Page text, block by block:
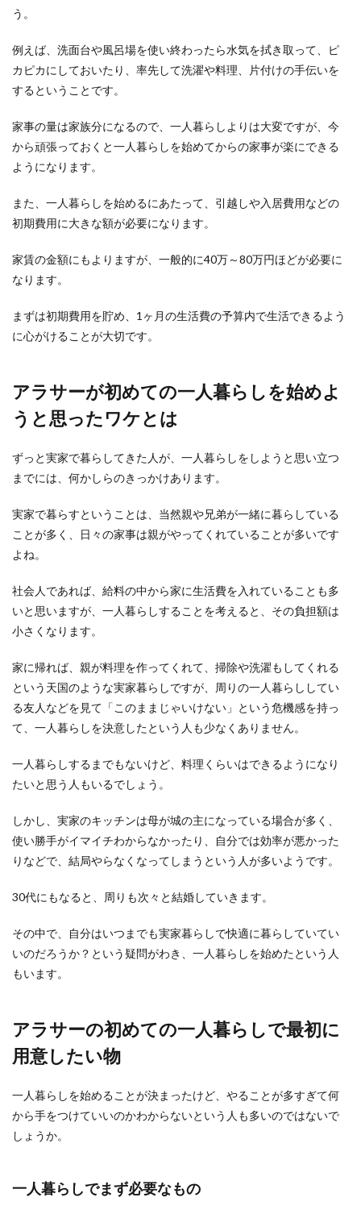
浄化槽を撤去するには、費用がかかります。 そも
そも浄化槽とは何？と思っている人もいるのでは
ないでし...
上の階の足音が気になるなら手紙で伝
マンションやアパートに住んでいて、上の階の足
ルは...
すみ前に小腹が空いたとき
はわかってい...
満員電車ではリュックが迷惑？持ち方
や電車のマナーについて
ょうか？とくにリュックのような大きなカバンは
周りの人にか...
30分間歩くと距離はどのくらい？ダイ
徒歩30分とはどのくらいの距離を言うのでしょう
か？３０分歩くというのはけっこうな 距離を歩き
ますよね...
日本にはどんな魅力があるのでしょう
か海外の反応は？
日本には独特な魅力がある観光地が数多くありま
す。 その中には日本人はそれほど行かないのに、
海外の人...
う。
例えば、洗面台や風呂場を使い終わったら水気を拭き取って、ピ
カピカにしておいたり、率先して洗濯や料理、片付けの手伝いを
するということです。
家事の量は家族分になるので、一人暮らしよりは大変ですが、今
から頑張っておくと一人暮らしを始めてからの家事が楽にできる
ようになります。
また、一人暮らしを始めるにあたって、引越しや入居費用などの
初期費用に大きな額が必要になります。
家賃の金額にもよりますが、一般的に40万～80万円ほどが必要に
なります。
まずは初期費用を貯め、1ヶ月の生活費の予算内で生活できるよう
に心がけることが大切です。
アラサーが初めての一人暮らしを始めよ
うと思ったワケとは
ずっと実家で暮らしてきた人が、一人暮らしをしようと思い立つ
までには、何かしらのきっかけあります。
実家で暮らすということは、当然親や兄弟が一緒に暮らしている
ことが多く、日々の家事は親がやってくれていることが多いです
よね。
社会人であれば、給料の中から家に生活費を入れていることも多
いと思いますが、一人暮らしすることを考えると、その負担額は
小さくなります。
家に帰れば、親が料理を作ってくれて、掃除や洗濯もしてくれる
という天国のような実家暮らしですが、周りの一人暮らししてい
る友人などを見て「このままじゃいけない」という危機感を持っ
て、一人暮らしを決意したという人も少なくありません。
一人暮らしするまでもないけど、料理くらいはできるようになり
たいと思う人もいるでしょう。
しかし、実家のキッチンは母が城の主になっている場合が多く、
使い勝手がイマイチわからなかったり、自分では効率が悪かった
りなどで、結局やらなくなってしまうという人が多いようです。
30代にもなると、周りも次々と結婚していきます。
その中で、自分はいつまでも実家暮らしで快適に暮らしていてい
いのだろうか？という疑問がわき、一人暮らしを始めたという人
もいます。
アラサーの初めての一人暮らしで最初に
用意したい物
一人暮らしを始めることが決まったけど、やることが多すぎて何
から手をつけていいのかわからないという人も多いのではないで
しょうか。
一人暮らしでまず必要なもの